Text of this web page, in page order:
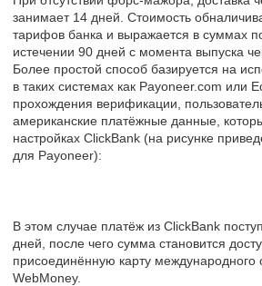
занимает 14 дней. Стоимость
тарифов банка и выражается в суммах
истечении 90 дней с момента выпуска
Более простой способ базируется на
в таких системах как Payoneer.com или
прохождения верификации,
американские платёжные данные,
настройках ClickBank (на рисунке
для Payoneer):
В этом случае платёж из ClickBank
дней, после чего сумма становится
присоединённую карту международного
WebMoney.